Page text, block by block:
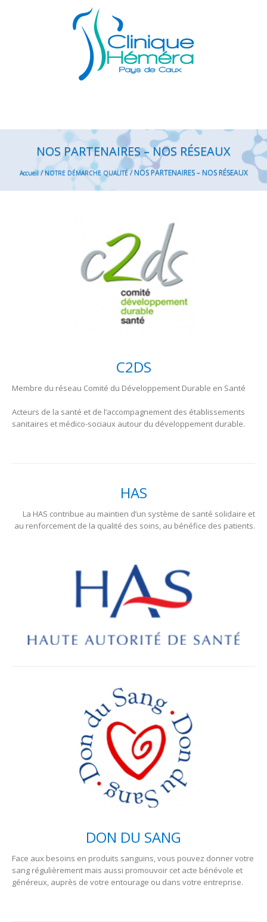
NOS PARTENAIRES – NOS RÉSEAUX
Accueil /NOTRE DÉMARCHE QUALITÉ /NOS PARTENAIRES – NOS RÉSEAUX
C2DS
Membre du réseau Comité du Développement Durable en Santé
Acteurs de la santé et de l’accompagnement des établissements
sanitaires et médico-sociaux autour du développement durable.
HAS
La HAS contribue au maintien d’un système de santé solidaire et
au renforcement de la qualité des soins, au bénéfice des patients.
DON DU SANG
Face aux besoins en produits sanguins, vous pouvez donner votre
sang régulièrement mais aussi promouvoir cet acte bénévole et
généreux, auprès de votre entourage ou dans votre entreprise.